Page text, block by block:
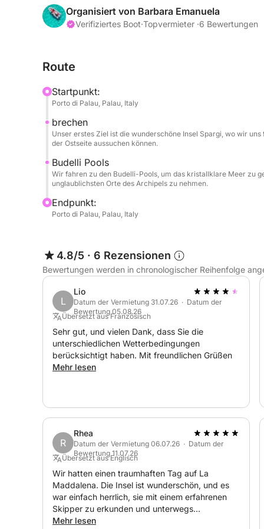
Unsere Route führt Sie durch das kristallklare
könnte die Insel Spargi mit ihren feinen
ein türkisfarbenes Gewässer, das weltweit für
und entspannen können.
Das Schlauchboot ist mit der gesamten
verfügt über ein Sonnensegel. Für einen
Das Beiboot ist nicht sehr groß. Für mehr
Erwachsene oder beispielsweise 2 Erwachsene
Organisiert von Barbara Emanuela
Verifiziertes Boot·Topvermieter ·6 Bewertungen
Route
Startpunkt:
Porto di Palau, Palau, Italy
brechen
Unser erstes Ziel ist die wunderschöne Insel Spargi, wo wir
der Ostseite aussuchen können.
Budelli Pools
Wir fahren zu den Budelli-Pools, um das kristallklare Meer zu
unglaublichsten Orte des Archipels zu nehmen.
Endpunkt:
Porto di Palau, Palau, Italy
4.8/5 · 6 Rezensionen
Bewertungen werden in chronologischer Reihenfolge
L
Lio
Datum der Vermietung 31.07.26 · Datum der
Bewertung 05.08.26
Übersetzt aus Französisch
Sehr gut, und vielen Dank, dass Sie die
unterschiedlichen Wetterbedingungen
berücksichtigt haben. Mit freundlichen Grüßen
Mehr lesen
R
Rhea
Datum der Vermietung 06.07.26 · Datum der
Bewertung 11.07.26
Übersetzt aus Englisch
Wir hatten einen traumhaften Tag auf La
Maddalena. Die Insel ist wunderschön, und es
war einfach herrlich, sie mit einem erfahrenen
Skipper zu erkunden und unterwegs
Badestopps einzulegen. Barbara war sehr
Mehr lesen